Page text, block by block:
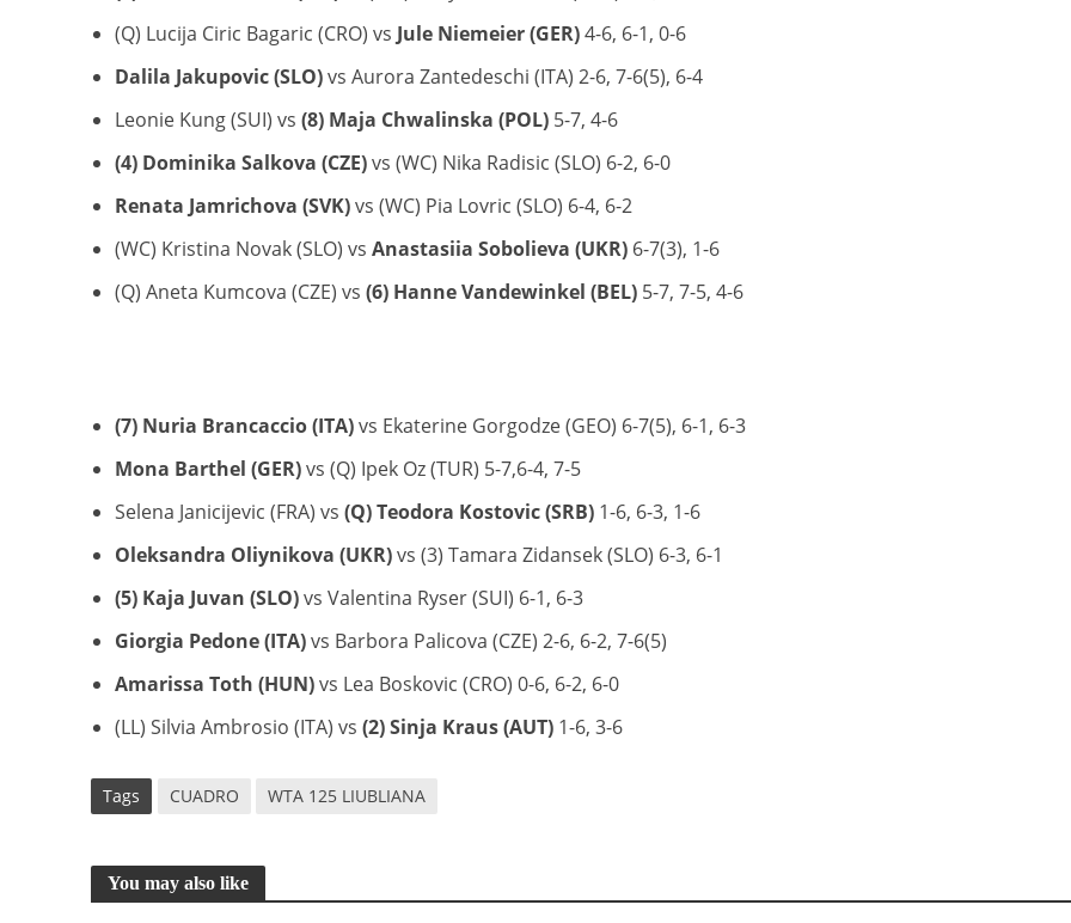
(Q) Lucija Ciric Bagaric (CRO) vs Jule Niemeier (GER)4-6, 6-1, 0-6
Dalila Jakupovic (SLO)vs Aurora Zantedeschi (ITA) 2-6, 7-6(5), 6-4
Leonie Kung (SUI) vs (8) Maja Chwalinska (POL)5-7, 4-6
(4) Dominika Salkova (CZE)vs (WC) Nika Radisic (SLO) 6-2, 6-0
Renata Jamrichova (SVK)vs (WC) Pia Lovric (SLO) 6-4, 6-2
(WC) Kristina Novak (SLO) vs Anastasiia Sobolieva (UKR)6-7(3), 1-6
(Q) Aneta Kumcova (CZE) vs (6) Hanne Vandewinkel (BEL)5-7, 7-5, 4-6
(7) Nuria Brancaccio (ITA)vs Ekaterine Gorgodze (GEO) 6-7(5), 6-1, 6-3
Mona Barthel (GER)vs (Q) Ipek Oz (TUR) 5-7,6-4, 7-5
Selena Janicijevic (FRA) vs (Q) Teodora Kostovic (SRB)1-6, 6-3, 1-6
Oleksandra Oliynikova (UKR)vs (3) Tamara Zidansek (SLO) 6-3, 6-1
(5) Kaja Juvan (SLO)vs Valentina Ryser (SUI) 6-1, 6-3
Giorgia Pedone (ITA)vs Barbora Palicova (CZE) 2-6, 6-2, 7-6(5)
Amarissa Toth (HUN)vs Lea Boskovic (CRO) 0-6, 6-2, 6-0
(LL) Silvia Ambrosio (ITA) vs (2) Sinja Kraus (AUT)1-6, 3-6
Tags CUADRO WTA 125 LIUBLIANA
You may also like